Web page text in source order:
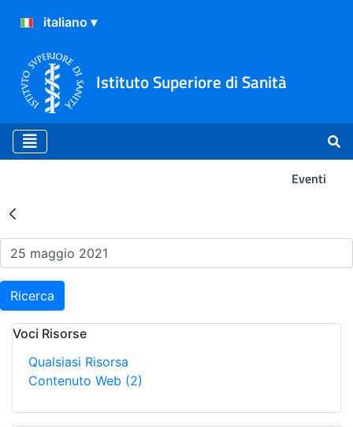
Istituto Superiore di Sanità
Eventi
Risultati della Ricerca -
Ricerca
Voci Risorse
Qualsiasi Risorsa
Contenuto Web (2)